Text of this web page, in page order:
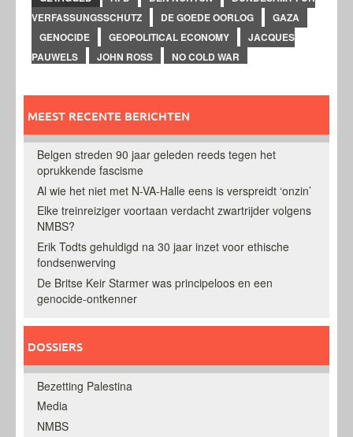
VERFASSUNGSSCHUTZ
DE GOEDE OORLOG
GAZA
GENOCIDE
GEOPOLITICAL ECONOMY
JACQUES
PAUWELS
JOHN ROSS NO COLD WAR
MEEST RECENTE BERICHTEN
Belgen streden 90 jaar geleden reeds tegen het
oprukkende fascisme
Al wie het niet met N-VA-Halle eens is verspreidt ‘onzin’
Elke treinreiziger voortaan verdacht zwartrijder volgens
NMBS?
Erik Todts gehuldigd na 30 jaar inzet voor ethische
fondsenwerving
De Britse Keir Starmer was principeloos en een
genocide-ontkenner
DOSSIERS
Bezetting Palestina
Media
NMBS